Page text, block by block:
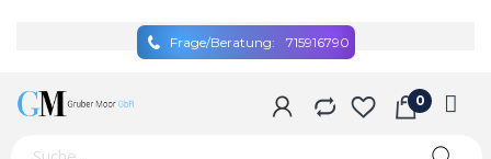
Frage/Beratung: 715916790